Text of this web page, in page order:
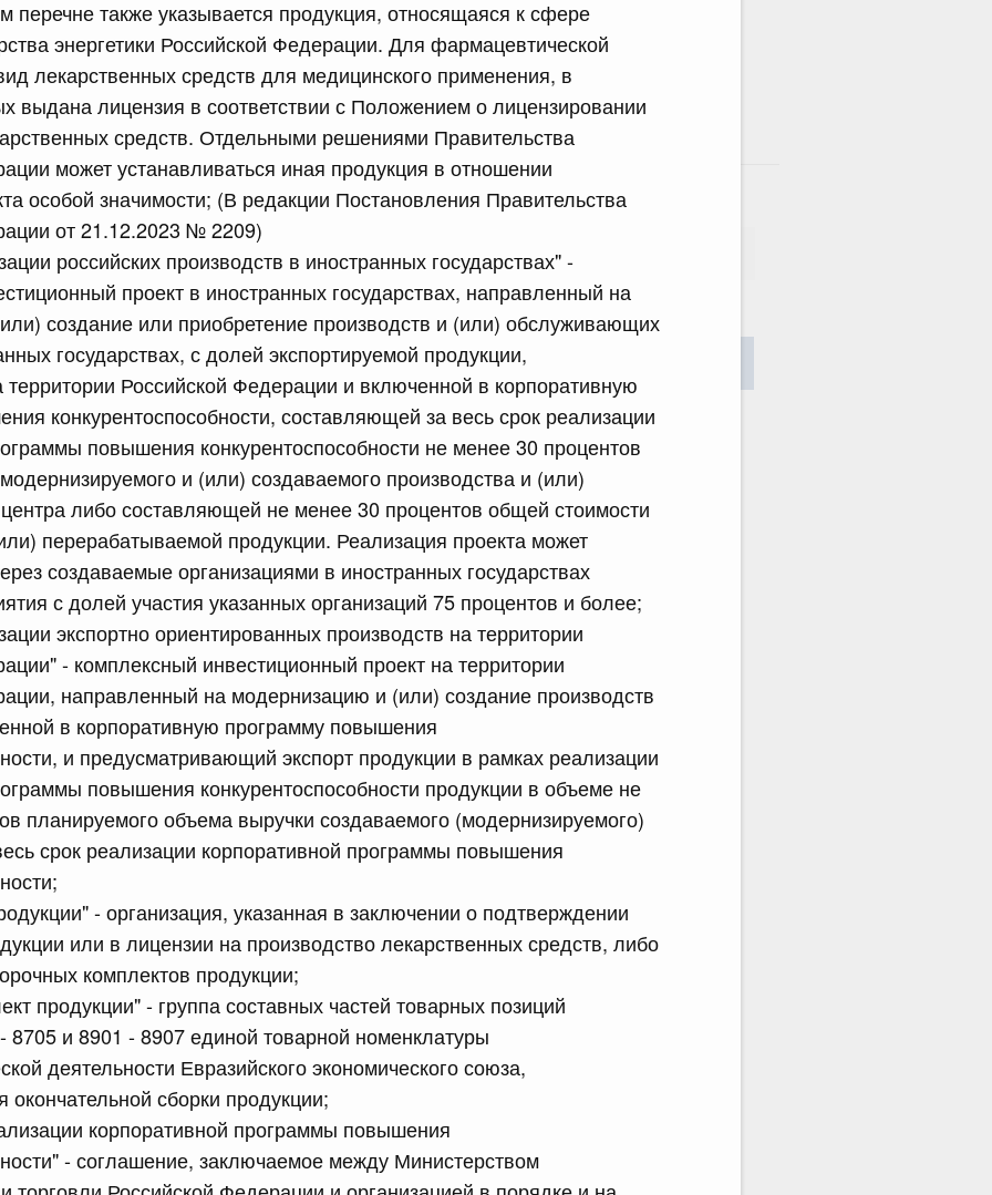
перечне также указывается продукция, относящаяся к сфере
энергетики Российской Федерации. Для фармацевтической
лекарственных средств для медицинского применения, в
выдана лицензия в соответствии с Положением о лицензировании
средств. Отдельными решениями Правительства
может устанавливаться иная продукция в отношении
особой значимости; (В редакции Постановления Правительства
от 21.12.2023 № 2209)
российских производств в иностранных государствах" -
проект в иностранных государствах, направленный на
создание или приобретение производств и (или) обслуживающих
государствах, с долей экспортируемой продукции,
территории Российской Федерации и включенной в корпоративную
конкурентоспособности, составляющей за весь срок реализации
повышения конкурентоспособности не менее 30 процентов
и (или) создаваемого производства и (или)
либо составляющей не менее 30 процентов общей стоимости
перерабатываемой продукции. Реализация проекта может
создаваемые организациями в иностранных государствах
с долей участия указанных организаций 75 процентов и более;
экспортно ориентированных производств на территории
- комплексный инвестиционный проект на территории
направленный на модернизацию и (или) создание производств
в корпоративную программу повышения
и предусматривающий экспорт продукции в рамках реализации
повышения конкурентоспособности продукции в объеме не
планируемого объема выручки создаваемого (модернизируемого)
срок реализации корпоративной программы повышения
- организация, указанная в заключении о подтверждении
или в лицензии на производство лекарственных средств, либо
комплектов продукции;
продукции" - группа составных частей товарных позиций
8705 и 8901 - 8907 единой товарной номенклатуры
деятельности Евразийского экономического союза,
сборки продукции;
корпоративной программы повышения
- соглашение, заключаемое между Министерством
к ним Поиск по всем документам
Номер
Дата подписания
июля, суббота
Федерации от 18.07.2026 г. № 905
и присвоения ученых званий, предусмотренных
Российской Федерации, лицам, указанным в части
правового регулирования отношений в сферах
в Российскую Федерацию Донецкой Народной
Запорожской области, Херсонской области и
новых субъектов - Донецкой Народной
Запорожской области, Херсонской области и о
акты Российской Федерации"
Федерации от 18.07.2026 г. № 907
Российской Федерации от 3 декабря 2004
Федерации от 18.07.2026 г. № 914
платежных карт "Мир" при предоставлении
(поддержки) и иных льгот
Федерации от 18.07.2026 г. № 913
Российской Федерации
Федерации от 18.07.2026 г. № 912